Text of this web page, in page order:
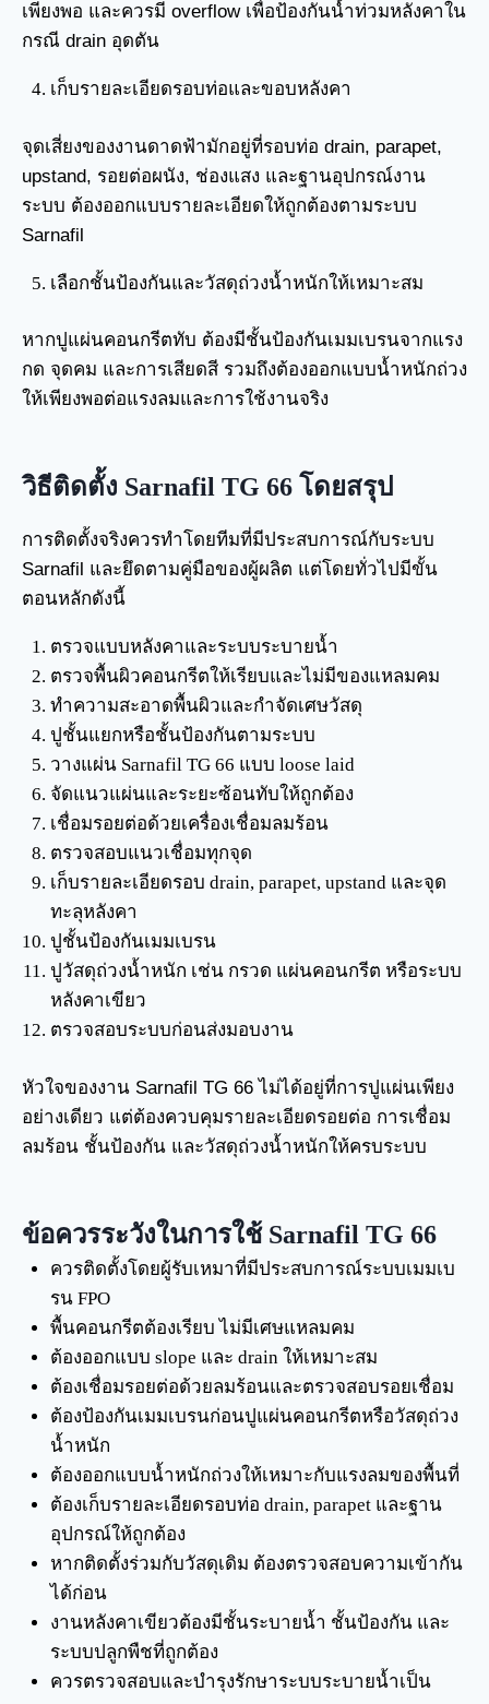
เพียงพอ และควรมี overflow เพื่อป้องกันน้ำท่วมหลังคาใน
กรณี drain อุดตัน
เก็บรายละเอียดรอบท่อและขอบหลังคา
จุดเสี่ยงของงานดาดฟ้ามักอยู่ที่รอบท่อ drain, parapet,
upstand, รอยต่อผนัง, ช่องแสง และฐานอุปกรณ์งาน
ระบบ ต้องออกแบบรายละเอียดให้ถูกต้องตามระบบ
Sarnafil
เลือกชั้นป้องกันและวัสดุถ่วงน้ำหนักให้เหมาะสม
หากปูแผ่นคอนกรีตทับ ต้องมีชั้นป้องกันเมมเบรนจากแรง
กด จุดคม และการเสียดสี รวมถึงต้องออกแบบน้ำหนักถ่วง
ให้เพียงพอต่อแรงลมและการใช้งานจริง
วิธีติดตั้ง Sarnafil TG 66 โดยสรุป
การติดตั้งจริงควรทำโดยทีมที่มีประสบการณ์กับระบบ
Sarnafil และยึดตามคู่มือของผู้ผลิต แต่โดยทั่วไปมีขั้น
ตอนหลักดังนี้
ตรวจแบบหลังคาและระบบระบายน้ำ
ตรวจพื้นผิวคอนกรีตให้เรียบและไม่มีของแหลมคม
ทำความสะอาดพื้นผิวและกำจัดเศษวัสดุ
ปูชั้นแยกหรือชั้นป้องกันตามระบบ
วางแผ่น Sarnafil TG 66 แบบ loose laid
จัดแนวแผ่นและระยะซ้อนทับให้ถูกต้อง
เชื่อมรอยต่อด้วยเครื่องเชื่อมลมร้อน
ตรวจสอบแนวเชื่อมทุกจุด
เก็บรายละเอียดรอบ drain, parapet, upstand และจุด
ทะลุหลังคา
ปูชั้นป้องกันเมมเบรน
ปูวัสดุถ่วงน้ำหนัก เช่น กรวด แผ่นคอนกรีต หรือระบบ
หลังคาเขียว
ตรวจสอบระบบก่อนส่งมอบงาน
หัวใจของงาน Sarnafil TG 66 ไม่ได้อยู่ที่การปูแผ่นเพียง
อย่างเดียว แต่ต้องควบคุมรายละเอียดรอยต่อ การเชื่อม
ลมร้อน ชั้นป้องกัน และวัสดุถ่วงน้ำหนักให้ครบระบบ
ข้อควรระวังในการใช้ Sarnafil TG 66
ควรติดตั้งโดยผู้รับเหมาที่มีประสบการณ์ระบบเมมเบ
รน FPO
พื้นคอนกรีตต้องเรียบ ไม่มีเศษแหลมคม
ต้องออกแบบ slope และ drain ให้เหมาะสม
ต้องเชื่อมรอยต่อด้วยลมร้อนและตรวจสอบรอยเชื่อม
ต้องป้องกันเมมเบรนก่อนปูแผ่นคอนกรีตหรือวัสดุถ่วง
น้ำหนัก
ต้องออกแบบน้ำหนักถ่วงให้เหมาะกับแรงลมของพื้นที่
ต้องเก็บรายละเอียดรอบท่อ drain, parapet และฐาน
อุปกรณ์ให้ถูกต้อง
หากติดตั้งร่วมกับวัสดุเดิม ต้องตรวจสอบความเข้ากัน
ได้ก่อน
งานหลังคาเขียวต้องมีชั้นระบายน้ำ ชั้นป้องกัน และ
ระบบปลูกพืชที่ถูกต้อง
ควรตรวจสอบและบำรุงรักษาระบบระบายน้ำเป็น